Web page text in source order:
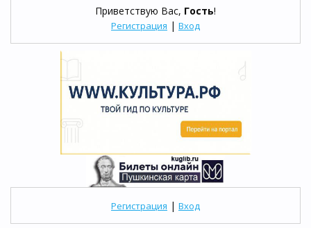
Приветствую Вас, Гость!
Регистрация | Вход
Регистрация | Вход